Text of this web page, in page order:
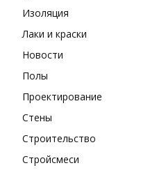
Изоляция
Лаки и краски
Новости
Полы
Проектирование
Стены
Строительство
Стройсмеси